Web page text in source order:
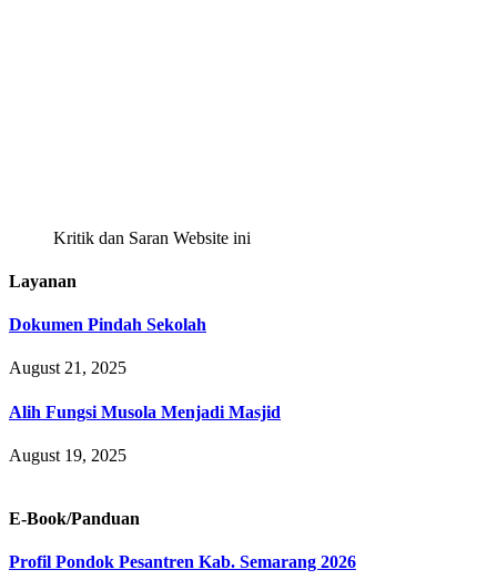
Kritik dan Saran Website ini
Layanan
Dokumen Pindah Sekolah
August 21, 2025
Alih Fungsi Musola Menjadi Masjid
August 19, 2025
E-Book/Panduan
Profil Pondok Pesantren Kab. Semarang 2026